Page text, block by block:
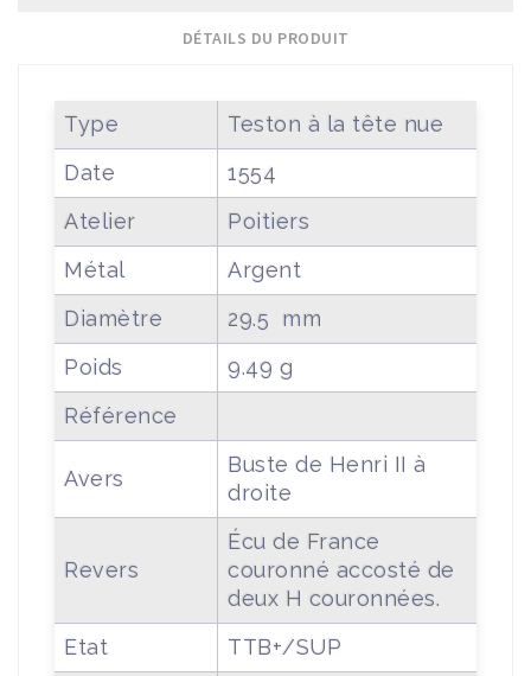
DÉTAILS DU PRODUIT
Type
Teston à la tête nue
Date
1554
Atelier
Poitiers
Métal
Argent
Diamètre
29.5 mm
Poids
9.49 g
Référence
Avers
Buste de Henri II à
droite
Revers
Écu de France
couronné accosté de
deux H couronnées.
Etat
TTB+/SUP